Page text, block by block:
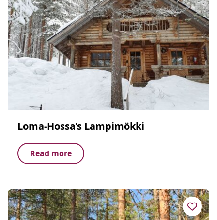
Loma-Hossa’s Lampimökki
Read more